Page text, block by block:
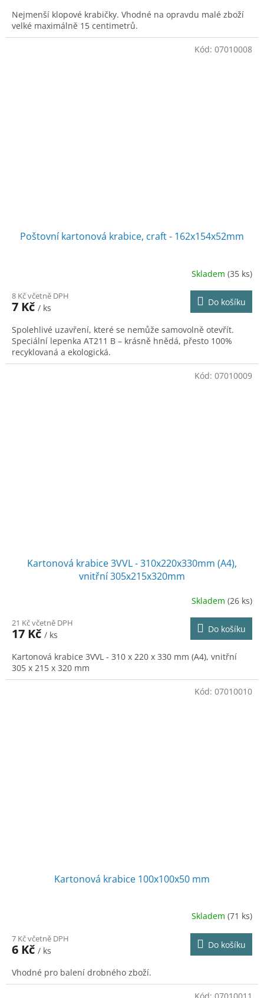
Nejmenší klopové krabičky. Vhodné na opravdu malé zboží
velké maximálně 15 centimetrů.
Poštovní kartonová krabice, craft - 162x154x52mm
Skladem (35 ks)
8 Kč včetně DPH
7 Kč / ks
Do košíku
Spolehlivé uzavření, které se nemůže samovolně otevřít.
Speciální lepenka AT211 B – krásně hnědá, přesto 100%
recyklovaná a ekologická.
Kód: 07010008
Kartonová krabice 3VVL - 310x220x330mm (A4),
vnitřní 305x215x320mm
Skladem (26 ks)
21 Kč včetně DPH
17 Kč / ks
Do košíku
Kartonová krabice 3VVL - 310 x 220 x 330 mm (A4), vnitřní
305 x 215 x 320 mm
Kód: 07010009
Kartonová krabice 100x100x50 mm
Skladem (71 ks)
7 Kč včetně DPH
6 Kč / ks
Do košíku
Vhodné pro balení drobného zboží.
Kód: 07010010